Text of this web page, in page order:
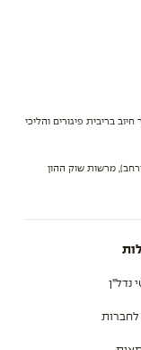
בריבית פיגורים והליכי
אשראי (מורחב), מרשות שוק ההון
נדל”ן
לחברות